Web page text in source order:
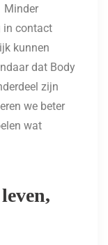
Minder
in contact
kunnen
dat Body
zijn
we beter
wat